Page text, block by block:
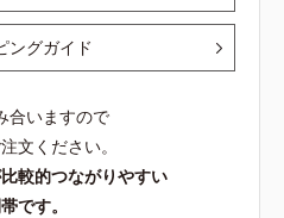
ングガイド
合いますので
文ください。
較的つながりやすい
です。